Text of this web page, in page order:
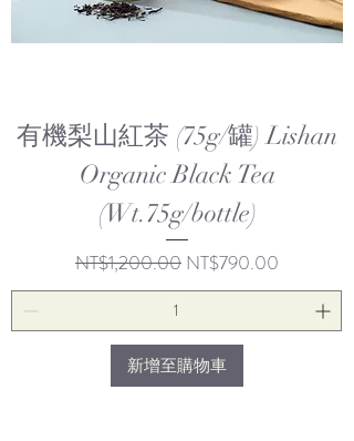
有機梨山紅茶 (75g/罐) Lishan
Organic Black Tea
(Wt.75g/bottle)
一般價格
NT$1,200.00 促銷價格
NT$790.00
新增至購物車